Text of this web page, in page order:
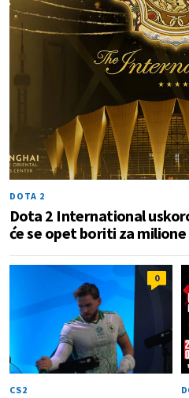
DOTA 2
Dota 2 International
će se opet boriti za milione
0
CS2